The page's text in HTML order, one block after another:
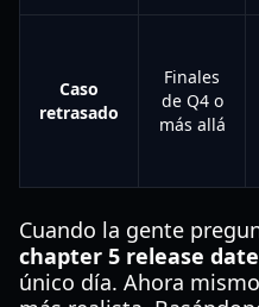
Caso
retrasado
Finales
de Q4 o
más allá
Cuando la gente
chapter 5 release date
único día. Ahora